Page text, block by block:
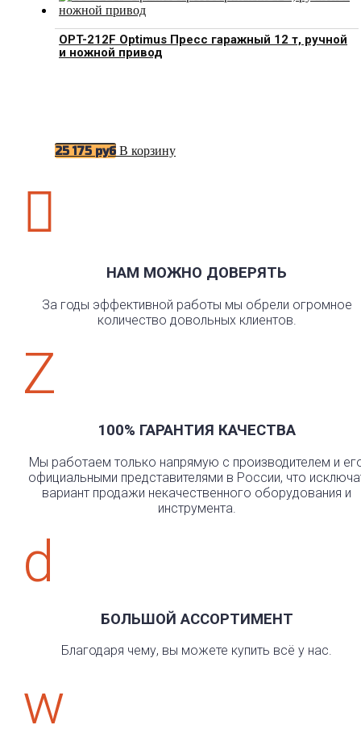
OPT-212F Optimus Пресс гаражный 12 т, ручной
и ножной привод
25 175 руб В корзину

НАМ МОЖНО ДОВЕРЯТЬ
За годы эффективной работы мы обрели огромное
количество довольных клиентов.
Z
100% ГАРАНТИЯ КАЧЕСТВА
Мы работаем только напрямую с производителем и
официальными представителями в России, что
вариант продажи некачественного оборудования и
инструмента.
d
БОЛЬШОЙ АССОРТИМЕНТ
Благодаря чему, вы можете купить всё у нас.
w